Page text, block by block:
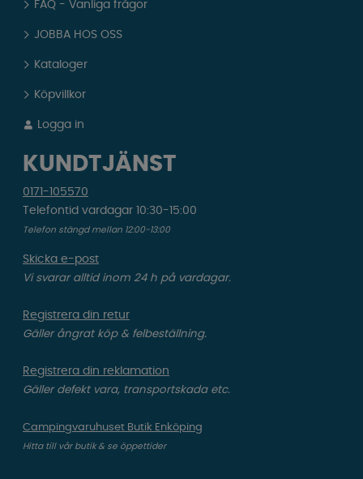
FAQ - Vanliga frågor
JOBBA HOS OSS
Kataloger
Köpvillkor
Logga in
KUNDTJÄNST
0171-105570
Telefontid vardagar 10:30-15:00
Telefon stängd mellan 12:00-13:00
Skicka e-post
Vi svarar alltid inom 24 h på vardagar.
Registrera din retur
Gäller ångrat köp & felbeställning.
Registrera din reklamation
Gäller defekt vara, transportskada etc.
Campingvaruhuset Butik Enköping
Hitta till vår butik & se öppettider